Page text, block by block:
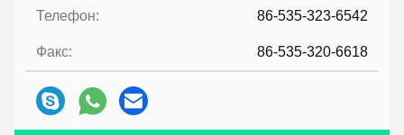
Телефон: 86-535-323-6542
Факс: 86-535-320-6618